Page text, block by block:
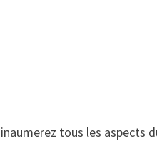
tous les aspects